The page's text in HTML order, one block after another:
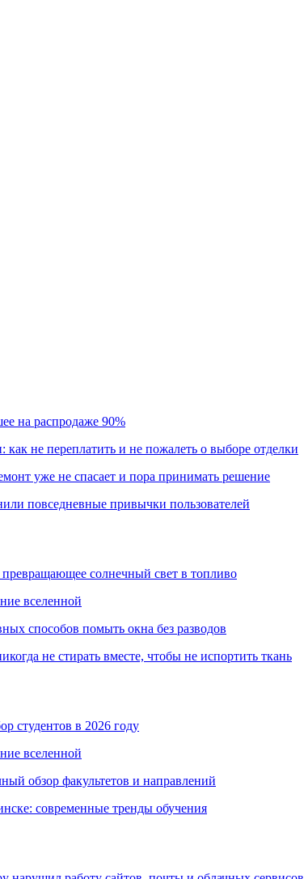
на распродаже 90%
как не переплатить и не пожалеть о выборе отделки
уже не спасает и пора принимать решение
повседневные привычки пользователей
превращающее солнечный свет в топливо
вселенной
способов помыть окна без разводов
не стирать вместе, чтобы не испортить ткань
студентов в 2026 году
вселенной
обзор факультетов и направлений
современные тренды обучения